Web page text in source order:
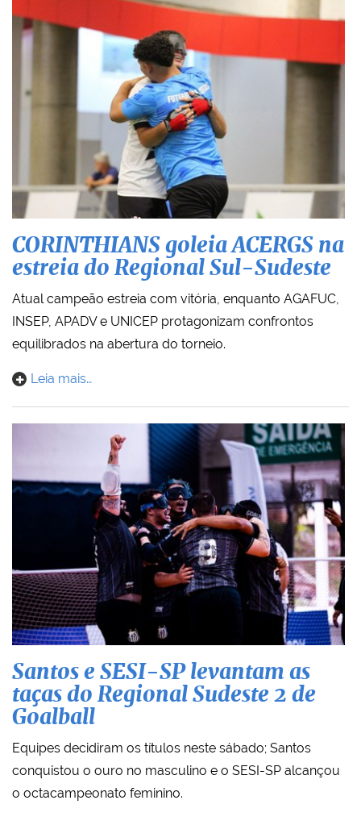
CORINTHIANS goleia ACERGS na
estreia do Regional Sul-Sudeste
Atual campeão estreia com vitória, enquanto AGAFUC,
INSEP, APADV e UNICEP protagonizam confrontos
equilibrados na abertura do torneio.
Leia mais…
Santos e SESI-SP levantam as
taças do Regional Sudeste 2 de
Goalball
Equipes decidiram os títulos neste sábado; Santos
conquistou o ouro no masculino e o SESI-SP alcançou
o octacampeonato feminino.